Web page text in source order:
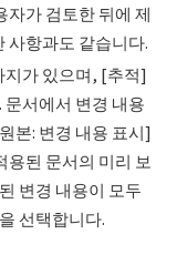
자가 검토한 뒤에 제
사항과도 같습니다.
지가 있으며, [추적]
서에서 변경 내용
본: 변경 내용 표시]
용된 문서의 미리 보
변경 내용이 모두
선택합니다.